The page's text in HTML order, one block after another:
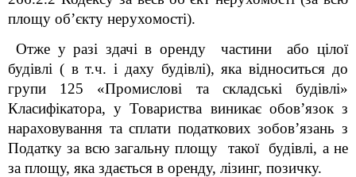
площу об’єкту нерухомості).
Отже у разі здачі в оренду частини або цілої
будівлі ( в т.ч. і даху будівлі), яка відноситься до
групи 125 «Промислові та складські будівлі»
Класифікатора, у Товариства виникає обов’язок з
нараховування та сплати податкових зобов’язань з
Податку за всю загальну площу
такої будівлі, а не
за площу, яка здається в оренду, лізинг, позичку.